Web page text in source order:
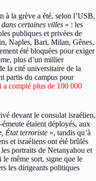
à la grève a été, selon l’USB,
certaines villes » : les
publiques et privées de
Naples, Bari, Milan, Gênes,
été bloquées pour exiger
plus d’un millier
la cité universitaire de la
partis du campus pour
a compté plus de 100 000
devant le consulat israélien,
étaient déployés, aux
État terroriste », tandis qu’à
et israéliens ont été brûlés
portraits de Netanyahou et
même sort, signe que le
les dirigeants politiques